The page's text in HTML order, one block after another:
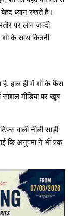
ध्यान रखते है।
पर लोग जल्दी
के साथ कितनी
है. हाल ही में शो के फैंस
सोशल मीडिया पर खूब
वाली नीली साड़ी
कि अनुपमा ने भी एक